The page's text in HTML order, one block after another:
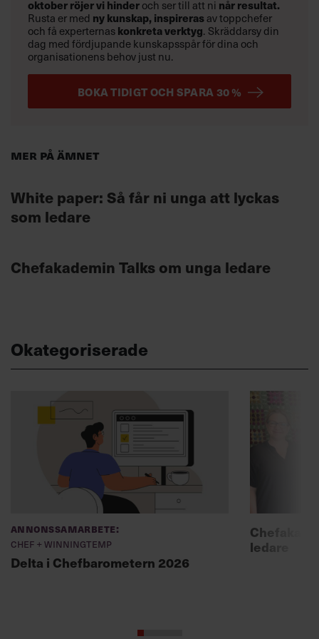
Mer på ämnet
White paper: Så får ni unga att lyckas
som ledare
Chefakademin Talks om unga ledare
oktoberröjer vi hinder och ser till att ni når resultat.
Rusta er med ny kunskap, inspirerasav toppchefer
och få experternas konkreta verktyg. Skräddarsy din
dag med fördjupande kunskapsspår för dina och
organisationens behov just nu.
BOKA TIDIGT OCH SPARA 30 %
Okategoriserade
Annonssamarbete:
Chef + Winningtemp
Delta i Chefbarometern 2026
ledare